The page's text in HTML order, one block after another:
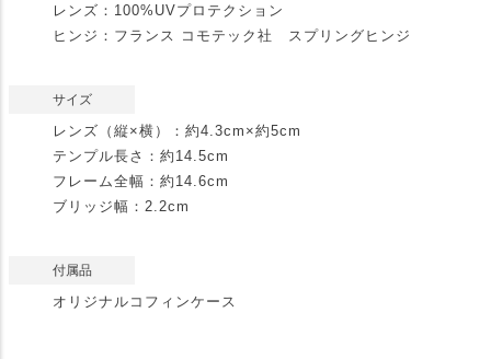
レンズ：100%UVプロテクション
ヒンジ：フランス コモテック社 スプリングヒンジ
サイズ
レンズ（縦×横）：約4.3cm×約5cm
テンプル長さ：約14.5cm
フレーム全幅：約14.6cm
ブリッジ幅：2.2cm
付属品
オリジナルコフィンケース